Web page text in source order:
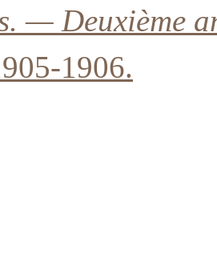
— Deuxième
1906.